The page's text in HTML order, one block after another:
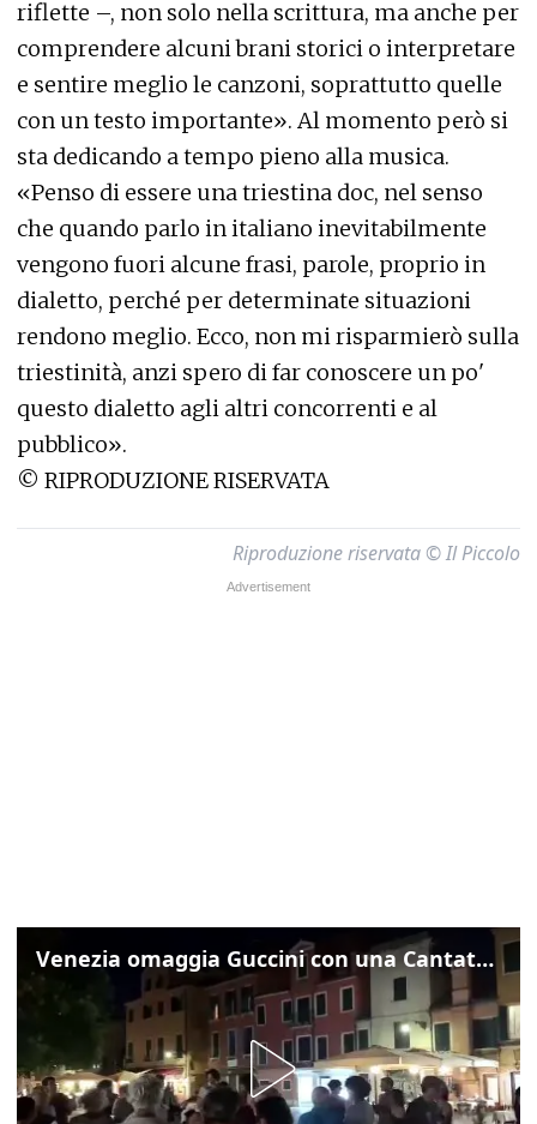
riflette –, non solo nella scrittura, ma anche per
comprendere alcuni brani storici o interpretare
e sentire meglio le canzoni, soprattutto quelle
con un testo importante». Al momento però si
sta dedicando a tempo pieno alla musica.
«Penso di essere una triestina doc, nel senso
che quando parlo in italiano inevitabilmente
vengono fuori alcune frasi, parole, proprio in
dialetto, perché per determinate situazioni
rendono meglio. Ecco, non mi risparmierò sulla
triestinità, anzi spero di far conoscere un po'
questo dialetto agli altri concorrenti e al
pubblico».
© RIPRODUZIONE RISERVATA
Riproduzione riservata © Il Piccolo
Venezia omaggia Guccini con una Cantata Anarchica in campo Santa Margherita